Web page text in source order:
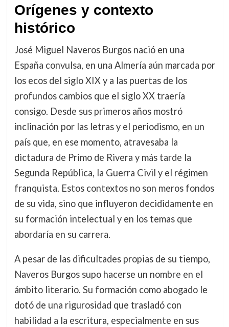
Orígenes y contexto
histórico
José Miguel Naveros Burgos nació en una
España convulsa, en una Almería aún marcada por
los ecos del siglo XIX y a las puertas de los
profundos cambios que el siglo XX traería
consigo. Desde sus primeros años mostró
inclinación por las letras y el periodismo, en un
país que, en ese momento, atravesaba la
dictadura de Primo de Rivera y más tarde la
Segunda República, la Guerra Civil y el régimen
franquista. Estos contextos no son meros fondos
de su vida, sino que influyeron decididamente en
su formación intelectual y en los temas que
abordaría en su carrera.
A pesar de las dificultades propias de su tiempo,
Naveros Burgos supo hacerse un nombre en el
ámbito literario. Su formación como abogado le
dotó de una rigurosidad que trasladó con
habilidad a la escritura, especialmente en sus